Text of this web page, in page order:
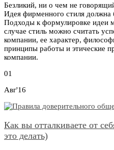
Безликий, ни о чем не
Идея фирменного стиля
Подходы к формулировке идеи
случае стиль можно считать
компании, ее характер,
принципы работы и этические
компании.
01
Авг'16
Как вы отталкиваете от
это делать)